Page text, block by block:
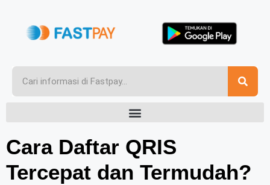
Cara Daftar QRIS
Tercepat dan Termudah?